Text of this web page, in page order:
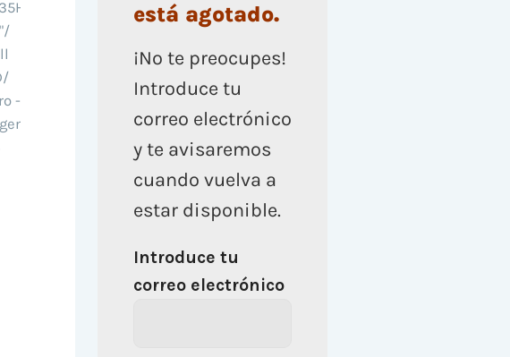
está agotado.
¡No te preocupes!
Introduce tu
correo electrónico
y te avisaremos
cuando vuelva a
estar disponible.
Introduce tu
correo electrónico